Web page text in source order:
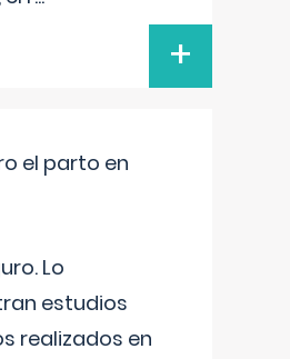
+
el parto en
Lo
estudios
realizados en